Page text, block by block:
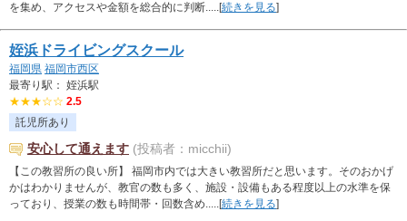
を集め、アクセスや金額を総合的に判断.....[続きを見る]
姪浜ドライビングスクール
福岡県 福岡市西区
最寄り駅： 姪浜駅
★★★☆☆ 2.5
託児所あり
安心して通えます (投稿者：micchii)
【この教習所の良い所】 福岡市内では大きい教習所だと思います。そのおかげ
かはわかりませんが、教官の数も多く、施設・設備もある程度以上の水準を保
っており、授業の数も時間帯・回数含め.....[続きを見る]